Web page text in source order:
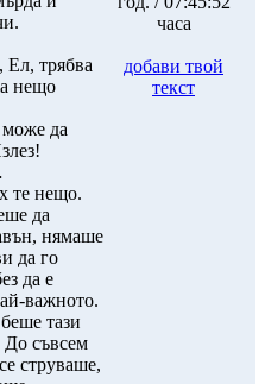
Ел, трябва
нещо
да
те нещо.
да
нямаше
да го
да е
важното.
тази
До съвсем
струваше,
часа
добави твой
текст